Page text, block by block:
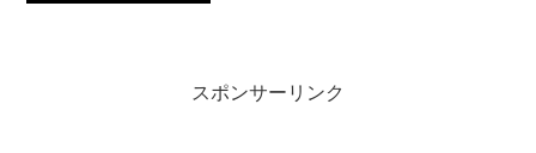
スポンサーリンク